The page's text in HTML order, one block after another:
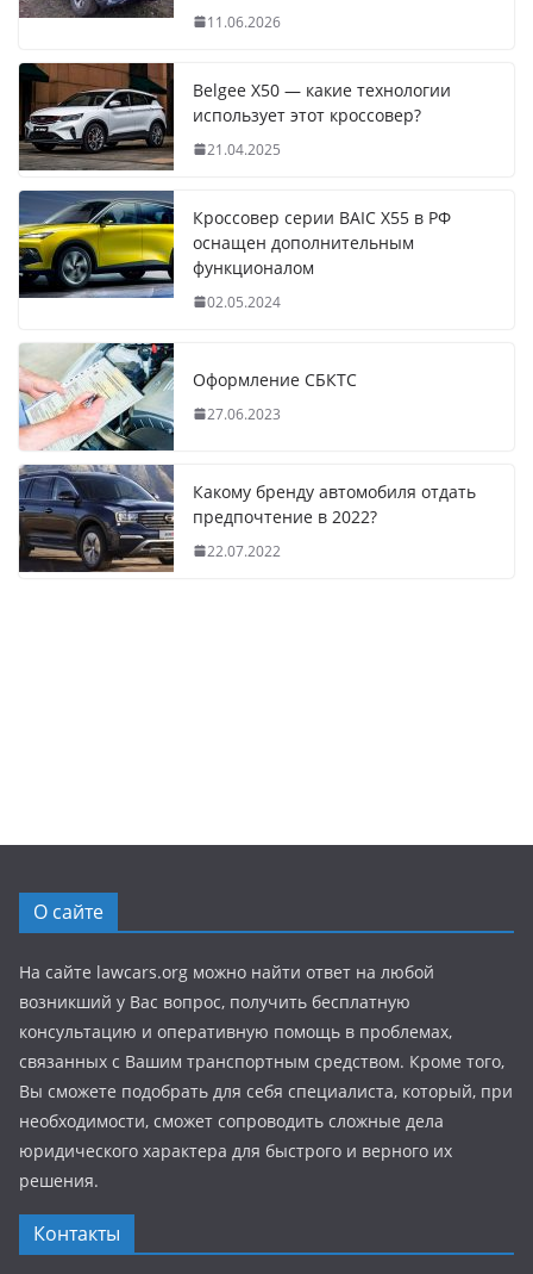
11.06.2026
Belgee X50 — какие технологии
использует этот кроссовер?
21.04.2025
Кроссовер серии BAIC X55 в РФ
оснащен дополнительным
функционалом
02.05.2024
Оформление СБКТС
27.06.2023
Какому бренду автомобиля отдать
предпочтение в 2022?
22.07.2022
О сайте
На сайте lawcars.org можно найти ответ на любой
возникший у Вас вопрос, получить бесплатную
консультацию и оперативную помощь в проблемах,
связанных с Вашим транспортным средством. Кроме того,
Вы сможете подобрать для себя специалиста, который, при
необходимости, сможет сопроводить сложные дела
юридического характера для быстрого и верного их
решения.
Контакты